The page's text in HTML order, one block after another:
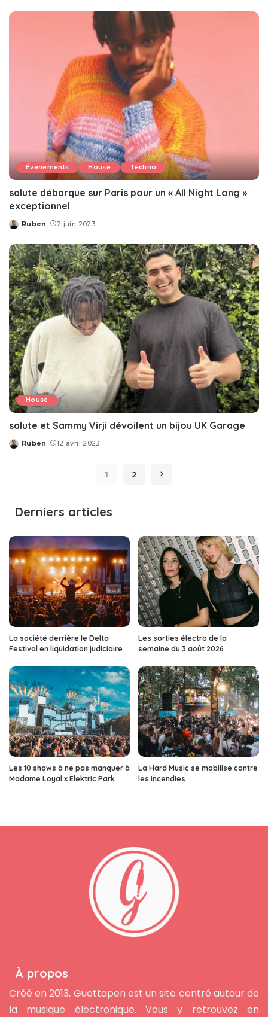
Événements House Techno
salute débarque sur Paris pour un « All Night Long »
exceptionnel
Posted
Ruben 2 juin 2023
House
salute et Sammy Virji dévoilent un bijou UK Garage
Posted
Ruben 12 avril 2023
1 2
Derniers articles
La société derrière le Delta
Festival en liquidation judiciaire
Les sorties électro de la
semaine du 3 août 2026
Les 10 shows à ne pas manquer à
Madame Loyal x Elektric Park
La Hard Music se mobilise contre
les incendies
À propos
Créé en 2013, Guettapen est un site centré autour de
la musique électronique. Vous y retrouvez en